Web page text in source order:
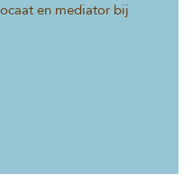
en mediator bij